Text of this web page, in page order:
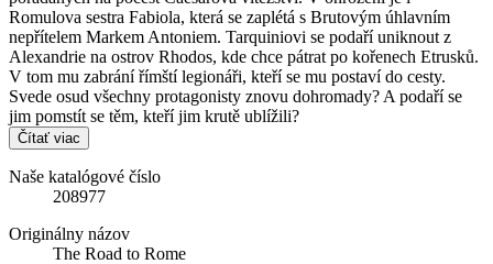
Romulova sestra Fabiola, která se zaplétá s Brutovým úhlavním
nepřítelem Markem Antoniem. Tarquiniovi se podaří uniknout z
Alexandrie na ostrov Rhodos, kde chce pátrat po kořenech Etrusků.
V tom mu zabrání římští legionáři, kteří se mu postaví do cesty.
Svede osud všechny protagonisty znovu dohromady? A podaří se
jim pomstít se těm, kteří jim krutě ublížili?
Čítať viac
Naše katalógové číslo
208977
Originálny názov
The Road to Rome